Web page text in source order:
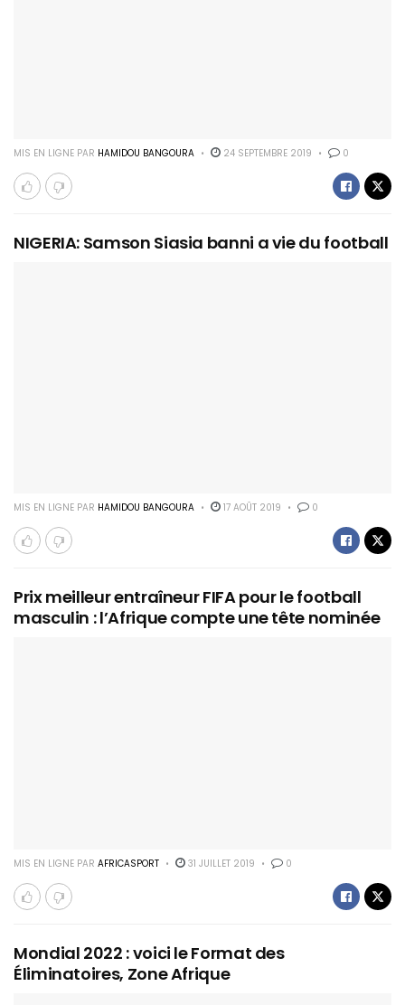
MIS EN LIGNE PAR HAMIDOU BANGOURA 24 SEPTEMBRE 2019 0
NIGERIA: Samson Siasia banni a vie du football
MIS EN LIGNE PAR HAMIDOU BANGOURA 17 AOÛT 2019 0
Prix meilleur entraîneur FIFA pour le football
masculin : l’Afrique compte une tête nominée
MIS EN LIGNE PAR AFRICASPORT 31 JUILLET 2019 0
Mondial 2022 : voici le Format des
Éliminatoires, Zone Afrique